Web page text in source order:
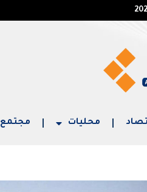
محليات مجتمع